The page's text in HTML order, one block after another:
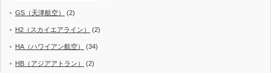
GS（天津航空） (2)
H2（スカイエアライン） (2)
HA（ハワイアン航空） (34)
HB（アジアアトラン） (2)